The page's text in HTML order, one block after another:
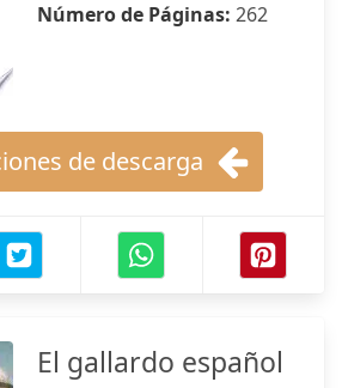
Número de Páginas: 262
de descarga
El gallardo español